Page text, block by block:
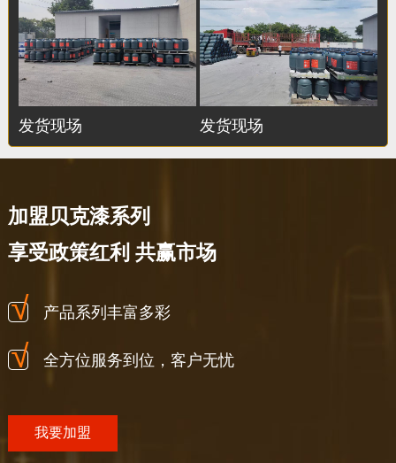
发货现场 发货现场
加盟贝克漆系列
享受政策红利 共赢市场
产品系列丰富多彩
全方位服务到位，客户无忧
我要加盟